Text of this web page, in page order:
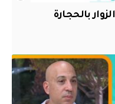
بالحجارة